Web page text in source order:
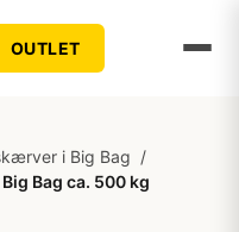
OUTLET
i Big Bag /
Bag ca. 500 kg